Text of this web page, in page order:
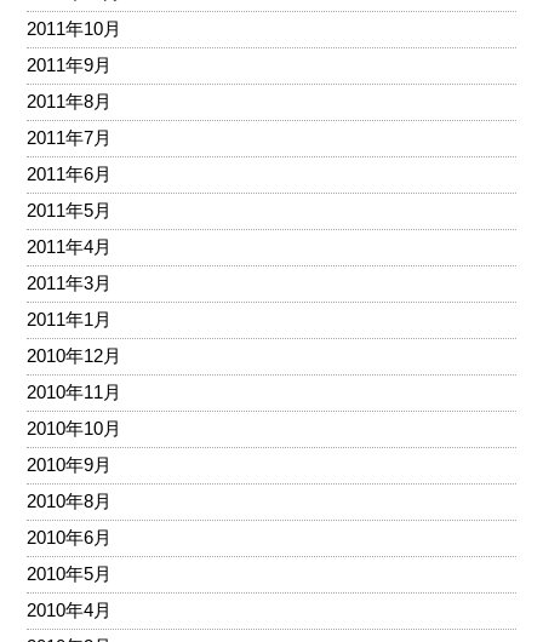
2011年10月
2011年9月
2011年8月
2011年7月
2011年6月
2011年5月
2011年4月
2011年3月
2011年1月
2010年12月
2010年11月
2010年10月
2010年9月
2010年8月
2010年6月
2010年5月
2010年4月